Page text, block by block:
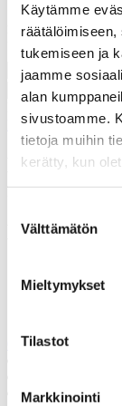
Käytämme
tukemiseen ja
jaamme
alan
sivustoamme.
tietoja muihin
kerätty, kun
valinta
Välttämätön
Mieltymykset
Tilastot
Markkinointi
Autamme sinua
lämpöpumpulla.
Hyväksyn, että
Lue lisää siitä,
Kiitos!
Epäonnistui
Soita meille
050 591 2373
Ota yhteyttä